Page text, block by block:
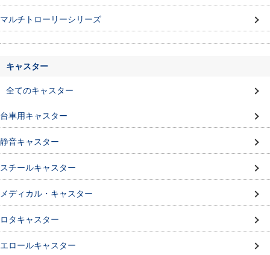
マルチトローリーシリーズ
キャスター
全てのキャスター
台車用キャスター
静音キャスター
スチールキャスター
メディカル・キャスター
ロタキャスター
エロールキャスター